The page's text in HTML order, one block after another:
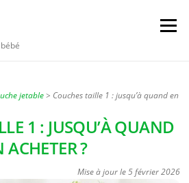
Menu
jetable> Couches taille 1 : jusqu’à quand en
1 : JUSQU’À QUAND
ACHETER ?
Mise à jour le5 février 2026